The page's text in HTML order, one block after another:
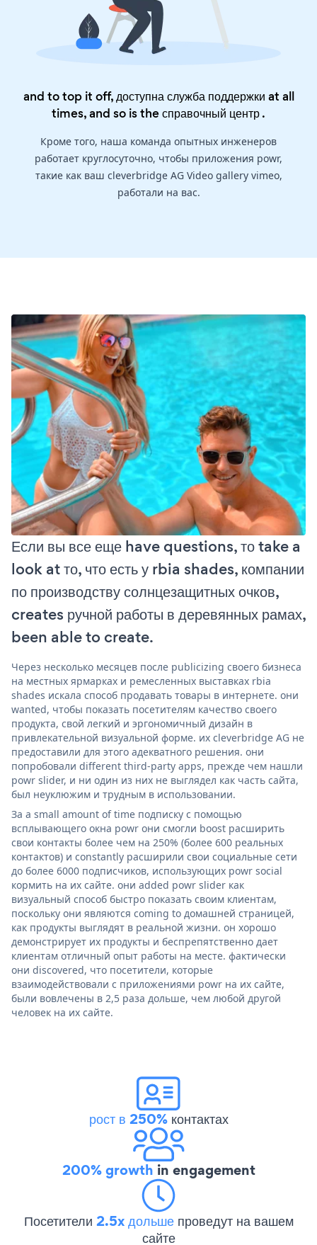
and to top it off, доступна служба поддержки at all
times, and so is theсправочный центр.
Кроме того, наша команда опытных инженеров
работает круглосуточно, чтобы приложения powr,
такие как ваш cleverbridge AG Video gallery vimeo,
работали на вас.
Если вы все еще have questions, то take a
look at то, что есть у rbia shades, компании
по производству солнцезащитных очков,
creates ручной работы в деревянных рамах,
been able to create.
Через несколько месяцев после publicizing своего бизнеса
на местных ярмарках и ремесленных выставках rbia
shades искала способ продавать товары в интернете. они
wanted, чтобы показать посетителям качество своего
продукта, свой легкий и эргономичный дизайн в
привлекательной визуальной форме. их cleverbridge AG не
предоставили для этого адекватного решения. они
попробовали different third-party apps, прежде чем нашли
powr slider, и ни один из них не выглядел как часть сайта,
был неуклюжим и трудным в использовании.
За a small amount of time подписку с помощью
всплывающего окна powr они смогли boost расширить
свои контакты более чем на 250% (более 600 реальных
контактов) и constantly расширили свои социальные сети
до более 6000 подписчиков, использующих powr social
кормить на их сайте. они added powr slider как
визуальный способ быстро показать своим клиентам,
поскольку они являются coming to домашней страницей,
как продукты выглядят в реальной жизни. он хорошо
демонстрирует их продукты и беспрепятственно дает
клиентам отличный опыт работы на месте. фактически
они discovered, что посетители, которые
взаимодействовали с приложениями powr на их сайте,
были вовлечены в 2,5 раза дольше, чем любой другой
человек на их сайте.
рост в 250%контактах
200% growth in engagement
Посетители 2.5x дольше проведут на вашем
сайте